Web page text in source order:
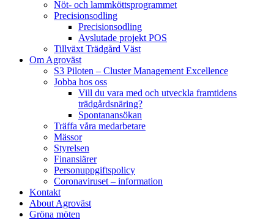
Nöt- och lammköttsprogrammet
Precisionsodling
Precisionsodling
Avslutade projekt POS
Tillväxt Trädgård Väst
Om Agroväst
S3 Piloten – Cluster Management Excellence
Jobba hos oss
Vill du vara med och utveckla framtidens
trädgårdsnäring?
Spontanansökan
Träffa våra medarbetare
Mässor
Styrelsen
Finansiärer
Personuppgiftspolicy
Coronaviruset – information
Kontakt
About Agroväst
Gröna möten